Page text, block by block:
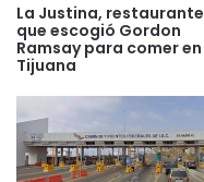
La Justina, restaurante
que escogió Gordon
Ramsay para comer en
Tijuana